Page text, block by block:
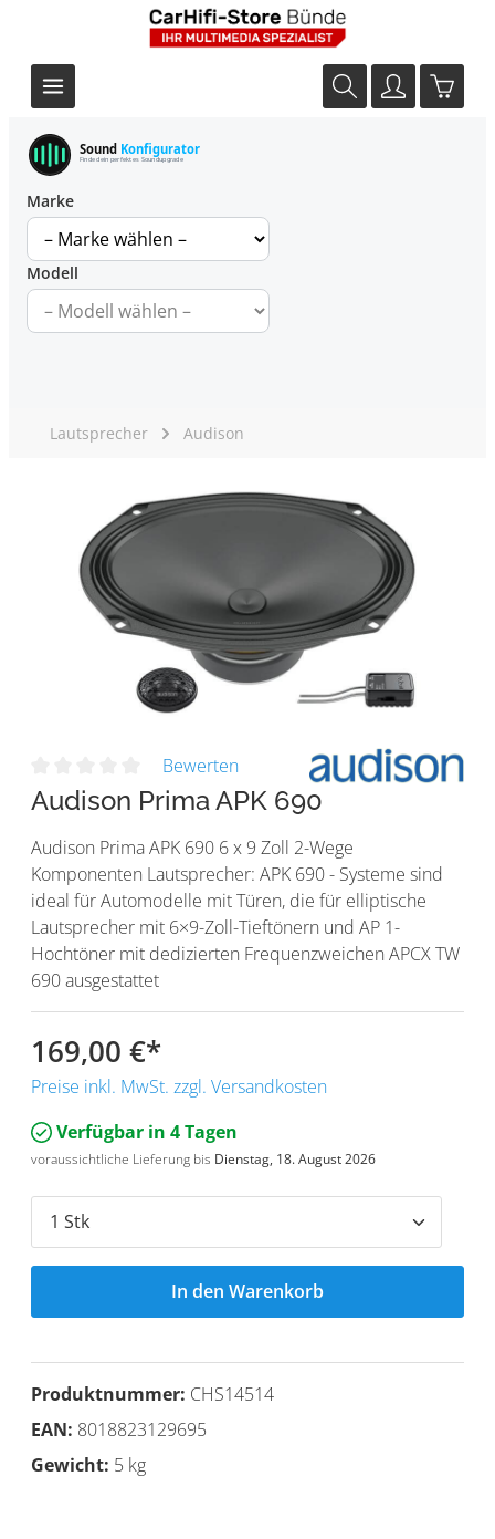
Sound Konfigurator
Finde dein perfektes Soundupgrade
Marke
Modell
Lautsprecher Audison
Bewerten
Audison Prima APK 690
Audison Prima APK 690 6 x 9 Zoll 2-Wege
Komponenten Lautsprecher: APK 690 - Systeme sind
ideal für Automodelle mit Türen, die für elliptische
Lautsprecher mit 6×9-Zoll-Tieftönern und AP 1-
Hochtöner mit dedizierten Frequenzweichen APCX TW
690 ausgestattet
169,00 €*
Preise inkl. MwSt. zzgl. Versandkosten
Verfügbar in 4 Tagen
voraussichtliche Lieferung bis Dienstag, 18. August 2026
In den Warenkorb
Produktnummer: CHS14514
EAN: 8018823129695
Gewicht: 5 kg